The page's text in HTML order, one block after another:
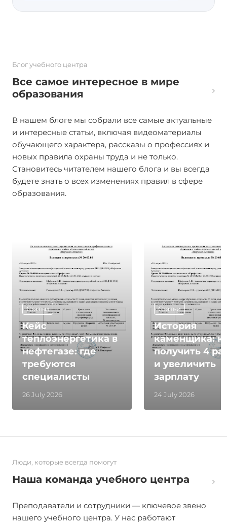
Блог учебного центра
Все самое интересное в мире
образования
В нашем блоге мы собрали все самые актуальные
и интересные статьи, включая видеоматериалы
обучающего характера, рассказы о профессиях и
новых правила охраны труда и не только.
Становитесь читателем нашего блога и вы всегда
будете знать о всех изменениях правил в сфере
образования.
Статьи
Кейс
теплоэнергетика в
нефтегазе: где
требуются
специалисты
26 July 2026
Статьи
История
каменщика:
получить 4
и увеличить
зарплату
24 July 2026
Люди, которые всегда помогут
Наша команда учебного центра
Преподаватели и сотрудники — ключевое звено
нашего учебного центра. У нас работают